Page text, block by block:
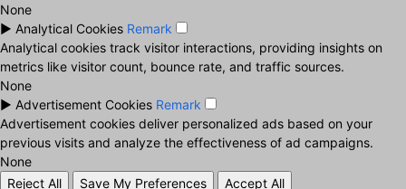
None
► Analytical Cookies Remark
Analytical cookies track visitor interactions, providing insights on
metrics like visitor count, bounce rate, and traffic sources.
None
► Advertisement Cookies Remark
Advertisement cookies deliver personalized ads based on your
previous visits and analyze the effectiveness of ad campaigns.
None
Reject All
Save My Preferences Accept All